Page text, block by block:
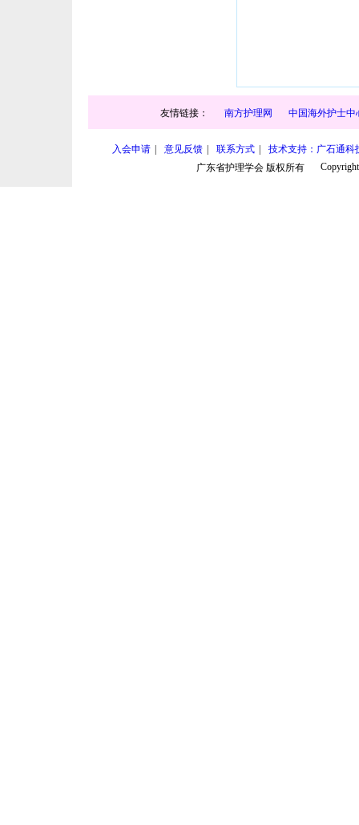
友情链接： 南方护理网 中国海外护士中
入会申请 意见反馈 联系方式
技术支持：广石通科
广东省护理学会 版权所有